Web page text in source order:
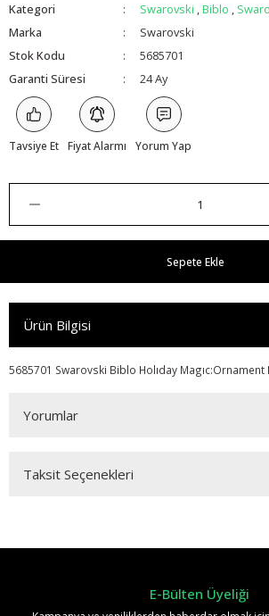
Kategori Swarovski ,Biblo ,
Marka
Swarovski
Stok Kodu
5685701
Garanti Süresi
24 Ay
Tavsiye Et Fiyat Alarmı Yorum Yap
Sepete Ekle
Ürün Bilgisi
5685701 Swarovski Biblo Holıday Magıc:Ornament
Yorumlar
Taksit Seçenekleri
E-Bülten Üyeliği